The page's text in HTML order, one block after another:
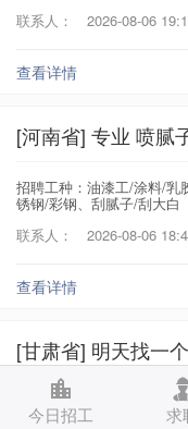
联系人：
2026-08-06
查看详情
[河南省] 专业 喷腻
招聘工种：油漆工/涂料/乳
锈钢/彩钢、刮腻子/刮大白
联系人：
2026-08-06
查看详情
[甘肃省] 明天找一
招聘工种：小工/杂工/学
今日招工 求